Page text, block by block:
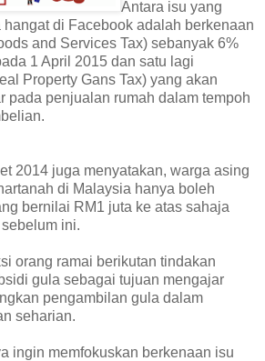
Antara isu yang
di Facebook adalah berkenaan
and Services Tax) sebanyak 6%
1 April 2015 dan satu lagi
Property Gans Tax) yang akan
pada penjualan rumah dalam tempoh
2014 juga menyatakan, warga asing
di Malaysia hanya boleh
bernilai RM1 juta ke atas sahaja
ini.
orang ramai berikutan tindakan
gula sebagai tujuan mengajar
pengambilan gula dalam
seharian.
ingin memfokuskan berkenaan isu